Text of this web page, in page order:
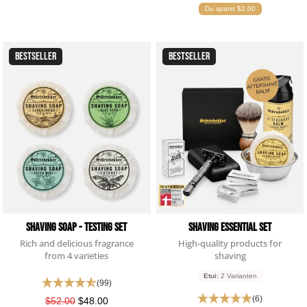
Du sparst $2.00
BESTSELLER
Shaving Soap - Testing set
Rich and delicious fragrance
from 4 varieties
(99)
$52.00$48.00
BESTSELLER
Shaving Essential Set
High-quality products for
shaving
Etui: 2 Varianten
(6)